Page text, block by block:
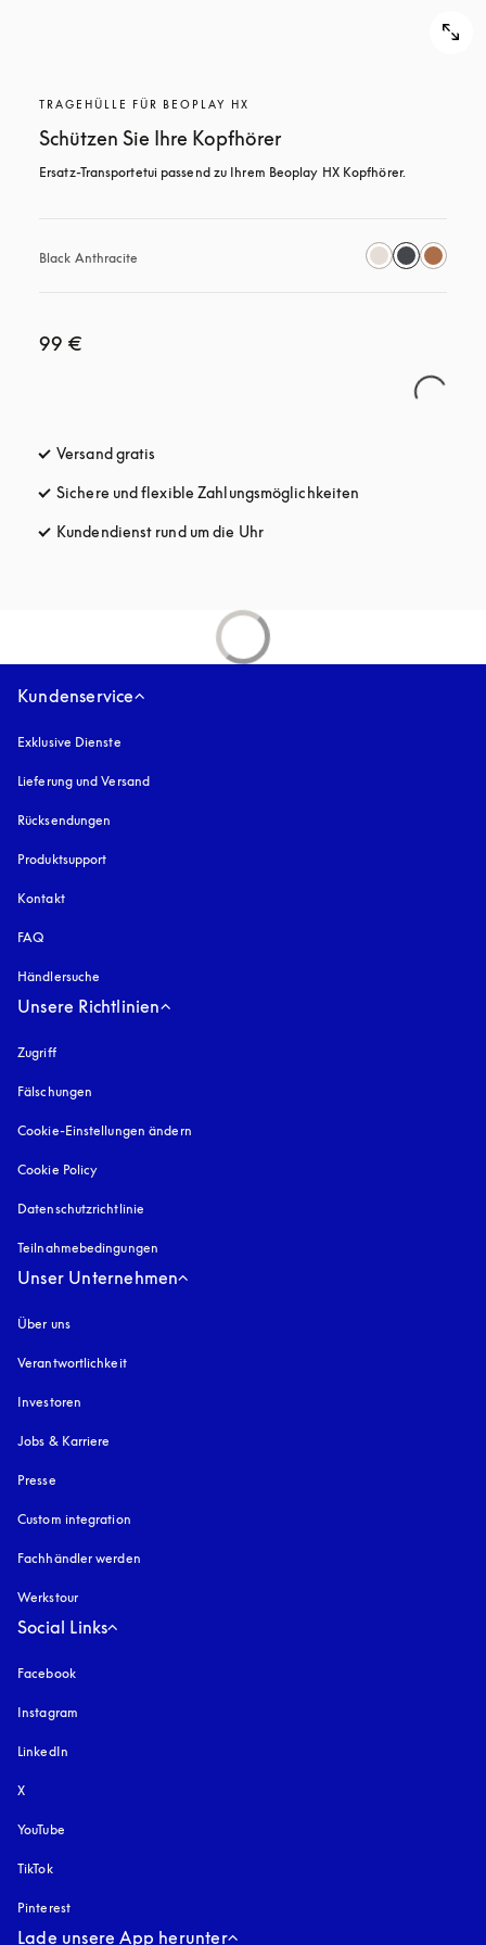
TRAGEHÜLLE FÜR BEOPLAY HX
Schützen Sie Ihre Kopfhörer
Ersatz-Transportetui passend zu Ihrem Beoplay HX Kopfhörer.
Black Anthracite
99 €
Versand gratis
Sichere und flexible Zahlungsmöglichkeiten
Kundendienst rund um die Uhröffnet sich in einem neuen Tab
Kundenservice
Exklusive Dienste
Lieferung und Versand
Rücksendungen
Produktsupport
Kontakt
FAQ
Händlersuche
Unsere Richtlinien
Zugrifföffnet sich in einem neuen Tab
Fälschungen
Cookie-Einstellungen ändern
Cookie Policy
Datenschutzrichtlinie
Teilnahmebedingungen
Unser Unternehmen
Über uns
Verantwortlichkeit
Investoren
Jobs & Karriere
Presse
Custom integration
Fachhändler werden
Werkstour
Social Links
Facebook
Instagram
LinkedIn
X
YouTube
TikTok
Pinterest
Lade unsere App herunter